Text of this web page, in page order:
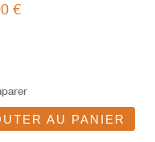
€
AU PANIER